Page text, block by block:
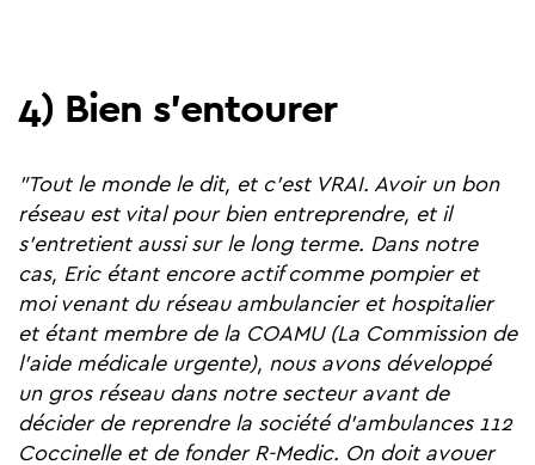
4) Bien s'entourer
"Tout le monde le dit, et c'est VRAI. Avoir un bon
réseau est vital pour bien entreprendre, et il
s'entretient aussi sur le long terme. Dans notre
cas, Eric étant encore actif comme pompier et
moi venant du réseau ambulancier et hospitalier
et étant membre de la COAMU (La Commission de
l'aide médicale urgente), nous avons développé
un gros réseau dans notre secteur avant de
décider de reprendre la société d'ambulances 112
Coccinelle et de fonder R-Medic. On doit avouer